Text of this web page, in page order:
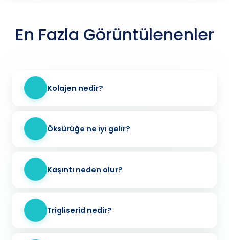
En Fazla Görüntülenenler
Kolajen nedir?
Öksürüğe ne iyi gelir?
Kaşıntı neden olur?
Trigliserid nedir?